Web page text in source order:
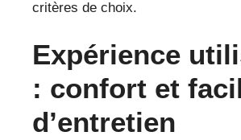
critères de choix.
Expérience
: confort et
d’entretien